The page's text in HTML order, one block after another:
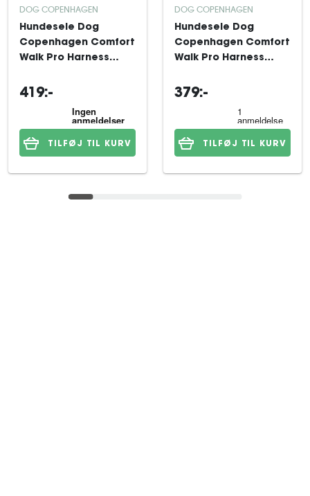
DOG COPENHAGEN
Hundesele Dog
Copenhagen Comfort
Walk Pro Harness
419:-
TILFØJ TIL KURV
DOG COPENHAGEN
Hundesele Dog
Copenhagen Comfort
Walk Pro Harness
379:-
TILFØJ TIL KURV